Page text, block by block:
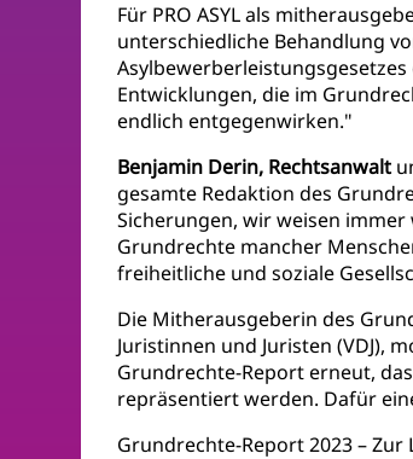
Für PRO ASYL als
unterschiedliche Behandlung
Entwicklungen, die im
endlich entgegenwirken."
Benjamin Derin, Rechtsanwalt
gesamte Redaktion des
Sicherungen, wir weisen
Grundrechte mancher
freiheitliche und soziale
Die Mitherausgeberin des
Juristinnen und Juristen (VDJ),
Grundrechte-Report erneut,
repräsentiert werden. Dafür
Grundrechte-Report 2023 – Zur